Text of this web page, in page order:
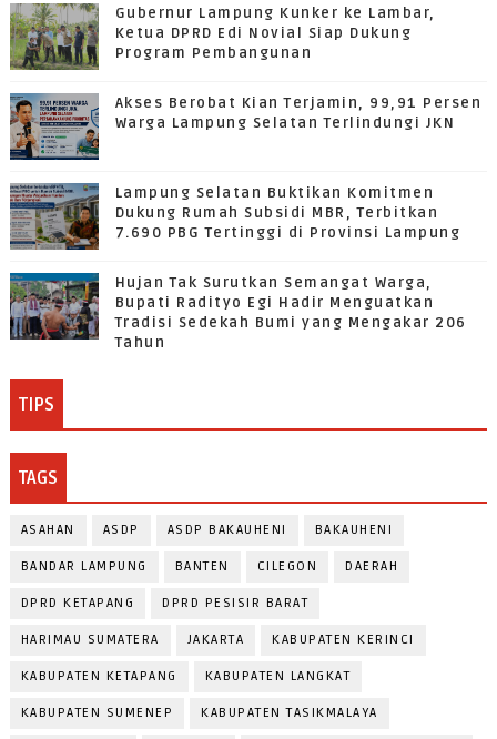
Gubernur Lampung Kunker ke Lambar,
Ketua DPRD Edi Novial Siap Dukung
Program Pembangunan
Akses Berobat Kian Terjamin, 99,91 Persen
Warga Lampung Selatan Terlindungi JKN
Lampung Selatan Buktikan Komitmen
Dukung Rumah Subsidi MBR, Terbitkan
7.690 PBG Tertinggi di Provinsi Lampung
Hujan Tak Surutkan Semangat Warga,
Bupati Radityo Egi Hadir Menguatkan
Tradisi Sedekah Bumi yang Mengakar 206
Tahun
TIPS
TAGS
ASAHAN ASDP ASDP BAKAUHENI BAKAUHENI
BANDAR LAMPUNG BANTEN CILEGON DAERAH
DPRD KETAPANG DPRD PESISIR BARAT
HARIMAU SUMATERA JAKARTA KABUPATEN KERINCI
KABUPATEN KETAPANG KABUPATEN LANGKAT
KABUPATEN SUMENEP KABUPATEN TASIKMALAYA